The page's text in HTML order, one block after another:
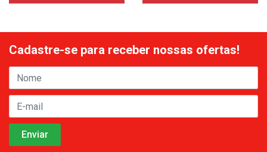
Cadastre-se para receber nossas ofertas!